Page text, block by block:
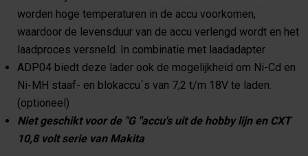
worden hoge temperaturen in de accu voorkomen,
waardoor de levensduur van de accu verlengd wordt en het
laadproces versneld. In combinatie met laadadapter
ADP04 biedt deze lader ook de mogelijkheid om Ni-Cd en
Ni-MH staaf- en blokaccu´s van 7,2 t/m 18V te laden.
(optioneel)
Niet geschikt voor de "G "accu's uit de hobby lijn en CXT
10,8 volt serie van Makita